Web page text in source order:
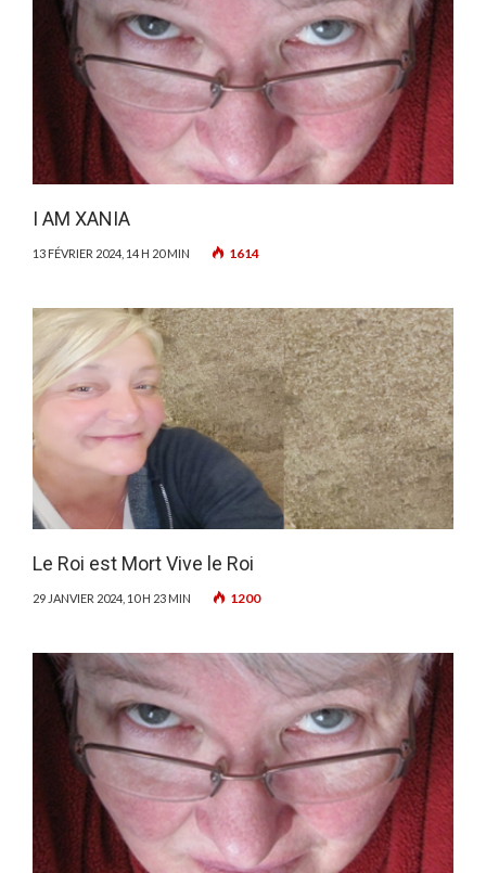
I AM XANIA
13 FÉVRIER 2024, 14 H 20 MIN 1614
Le Roi est Mort Vive le Roi
29 JANVIER 2024, 10 H 23 MIN 1200